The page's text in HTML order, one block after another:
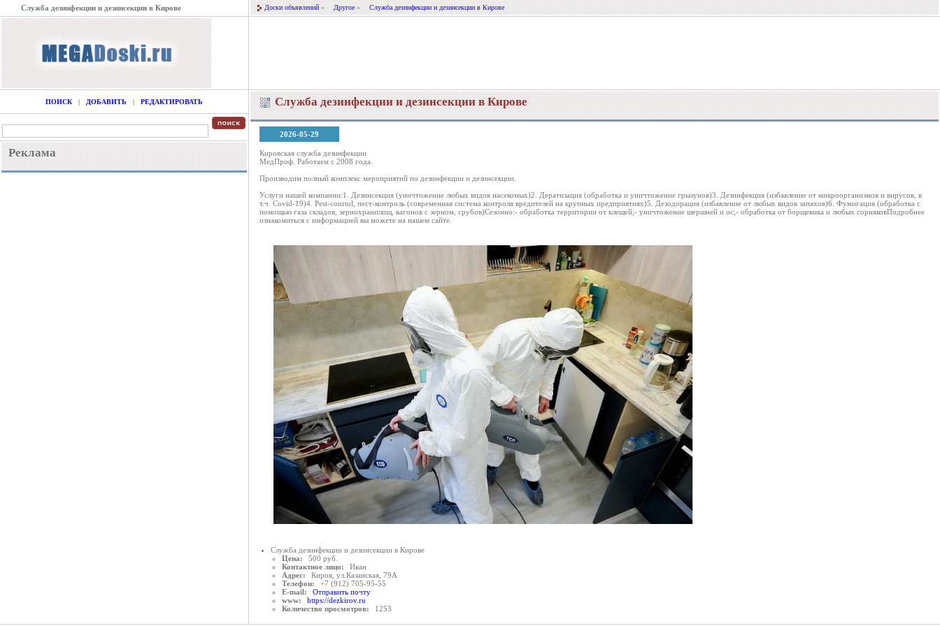
Служба дезинфекции и дезинсекции в Кирове Доски объявлений» Другое» Служба дезинфекции и дезинсекции в Кирове
ПОИСК | ДОБАВИТЬ | РЕДАКТИРОВАТЬ
Реклама
Служба дезинфекции и дезинсекции в Кирове
2026-05-29
Кировская служба дезинфекции
МедПроф. Работаем с 2008 года.
Производим полный комплекс мероприятий по дезинфекции и дезинсекции.
Услуги нашей компании:1. Дезинсекция (уничтожение любых видов насекомых)2. Дератизация (обработка и уничтожение грызунов)3. Дезинфекция (избавление от микроорганизмов и вирусов, в
т.ч. Covid-19)4. Pest-conrtol, пест-контроль (современная система контроля вредителей на крупных предприятиях)5. Дезодорация (избавление от любых видов запахов)6. Фумигация (обработка с
помощью газа складов, зернохранилищ, вагонов с зерном, срубов)Сезонно:- обработка территории от клещей;- уничтожение шершней и ос;- обработка от борщевика и любых сорняковПодробнее
ознакомиться с информацией вы можете на нашем сайте.
Служба дезинфекции и дезинсекции в Кирове
Цена:
500 руб.
Контактное лицо:
Иван
Адрес:
Киров, ул.Казанская, 79А
Телефон:
+7 (912) 705-95-55
E-mail:
Отправить почту
www:
https://dezkirov.ru
Количество просмотров:
1253